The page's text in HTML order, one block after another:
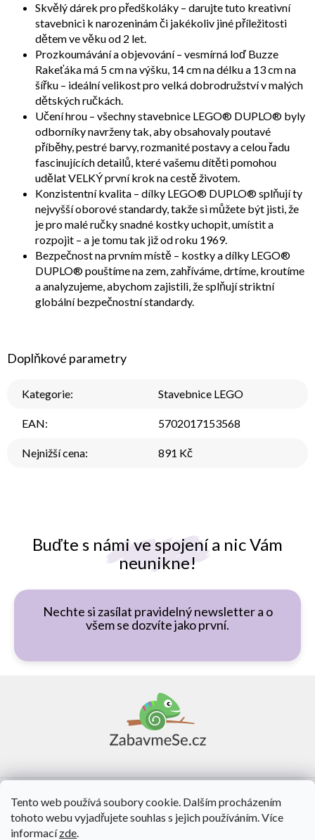
Tento web používá soubory cookie. Dalším procházením
tohoto webu vyjadřujete souhlas s jejich používáním. Více
informacízde.
Buďte s námi ve spojení a nic Vám
neunikne!
Nechte si zasílat pravidelný newsletter a o
všem se dozvíte jako první.
Skvělý dárek pro předškoláky – darujte tuto kreativní
stavebnici k narozeninám či jakékoliv jiné příležitosti
dětem ve věku od 2 let.
Prozkoumávání a objevování – vesmírná loď Buzze
Rakeťáka má 5 cm na výšku, 14 cm na délku a 13 cm na
šířku – ideální velikost pro velká dobrodružství v malých
dětských ručkách.
Učení hrou – všechny stavebnice LEGO® DUPLO® byly
odborníky navrženy tak, aby obsahovaly poutavé
příběhy, pestré barvy, rozmanité postavy a celou řadu
fascinujících detailů, které vašemu dítěti pomohou
udělat VELKÝ první krok na cestě životem.
Konzistentní kvalita – dílky LEGO® DUPLO® splňují ty
nejvyšší oborové standardy, takže si můžete být jisti, že
je pro malé ručky snadné kostky uchopit, umístit a
rozpojit – a je tomu tak již od roku 1969.
Bezpečnost na prvním místě – kostky a dílky LEGO®
DUPLO® pouštíme na zem, zahříváme, drtíme, kroutíme
a analyzujeme, abychom zajistili, že splňují striktní
globální bezpečnostní standardy.
Doplňkové parametry
Kategorie: Stavebnice LEGO
EAN: 5702017153568
Nejnižší cena: 891 Kč
O nás